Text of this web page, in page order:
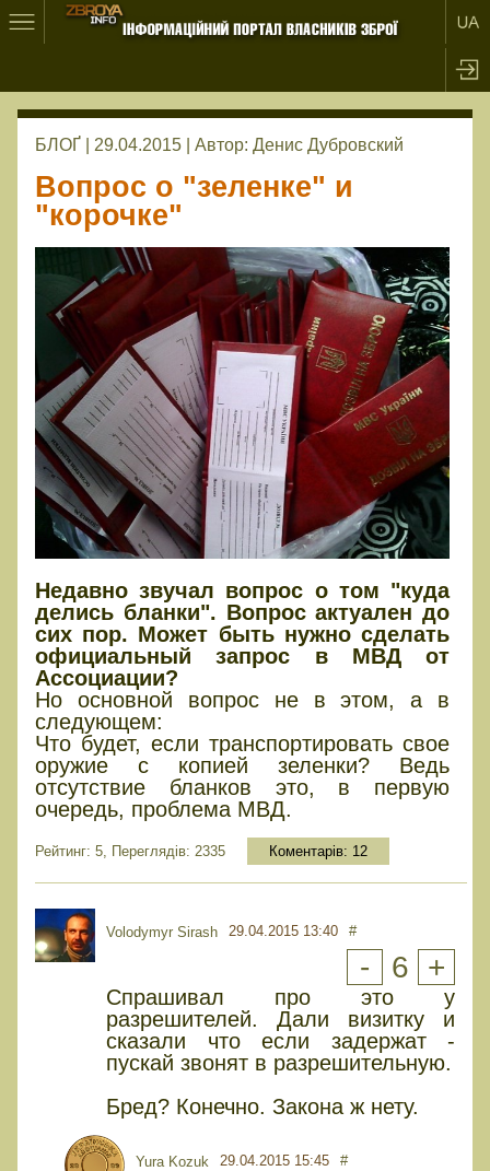
БЛОҐ | 29.04.2015 | Автор: Денис Дубровский
Вопрос о "зеленке" и
"корочке"
Недавно звучал вопрос о том "куда
делись бланки". Вопрос актуален до
сих пор. Может быть нужно сделать
официальный запрос в МВД от
Ассоциации?
Но основной вопрос не в этом, а в
следующем:
Что будет, если транспортировать свое
оружие с копией зеленки? Ведь
отсутствие бланков это, в первую
очередь, проблема МВД.
Рейтинг: 5, Переглядів: 2335 Коментарів: 12
Volodymyr Sirash 29.04.2015 13:40 #
- 6 +
Спрашивал про это у
разрешителей. Дали визитку и
сказали что если задержат -
пускай звонят в разрешительную.
Бред? Конечно. Закона ж нету.
Yura Kozuk 29.04.2015 15:45 #